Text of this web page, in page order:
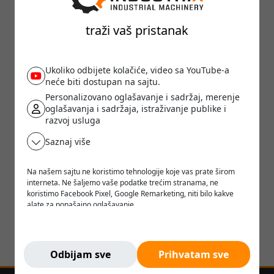
traži vaš pristanak
Ukoliko odbijete kolačiće, video sa YouTube-a
neće biti dostupan na sajtu.
Personalizovano oglašavanje i sadržaj, merenje
oglašavanja i sadržaja, istraživanje publike i
razvoj usluga
Saznaj više
Na našem sajtu ne koristimo tehnologije koje vas prate širom
interneta. Ne šaljemo vaše podatke trećim stranama, ne
koristimo Facebook Pixel, Google Remarketing, niti bilo kakve
alate za ponašajno oglašavanje.
Odbijam sve Prihvatam sve